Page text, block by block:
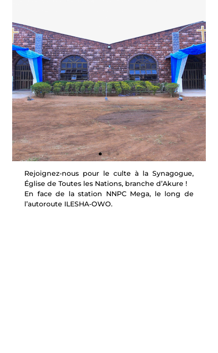
Rejoignez-nous pour le culte à la Synagogue,
Église de Toutes les Nations, branche d’Akure !
En face de la station NNPC Mega, le long de
l’autoroute ILESHA-OWO.